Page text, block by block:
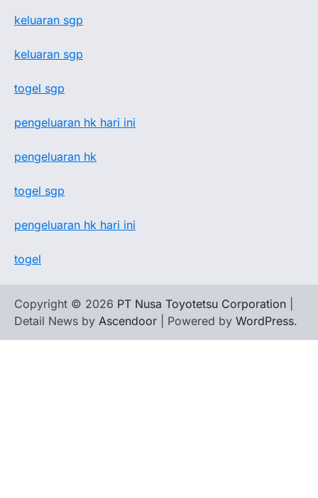
keluaran sgp
keluaran sgp
togel sgp
pengeluaran hk hari ini
pengeluaran hk
togel sgp
pengeluaran hk hari ini
togel
Copyright © 2026 PT Nusa Toyotetsu Corporation
Detail News by Ascendoor | Powered by WordPress.